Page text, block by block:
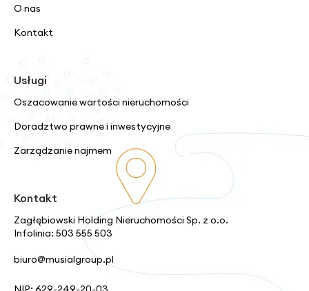
O nas
Kontakt
Usługi
Oszacowanie wartości nieruchomości
Doradztwo prawne i inwestycyjne
Zarządzanie najmem
Kontakt
Zagłębiowski Holding Nieruchomości Sp. z o.o.
Infolinia: 503 555 503
biuro@musialgroup.pl